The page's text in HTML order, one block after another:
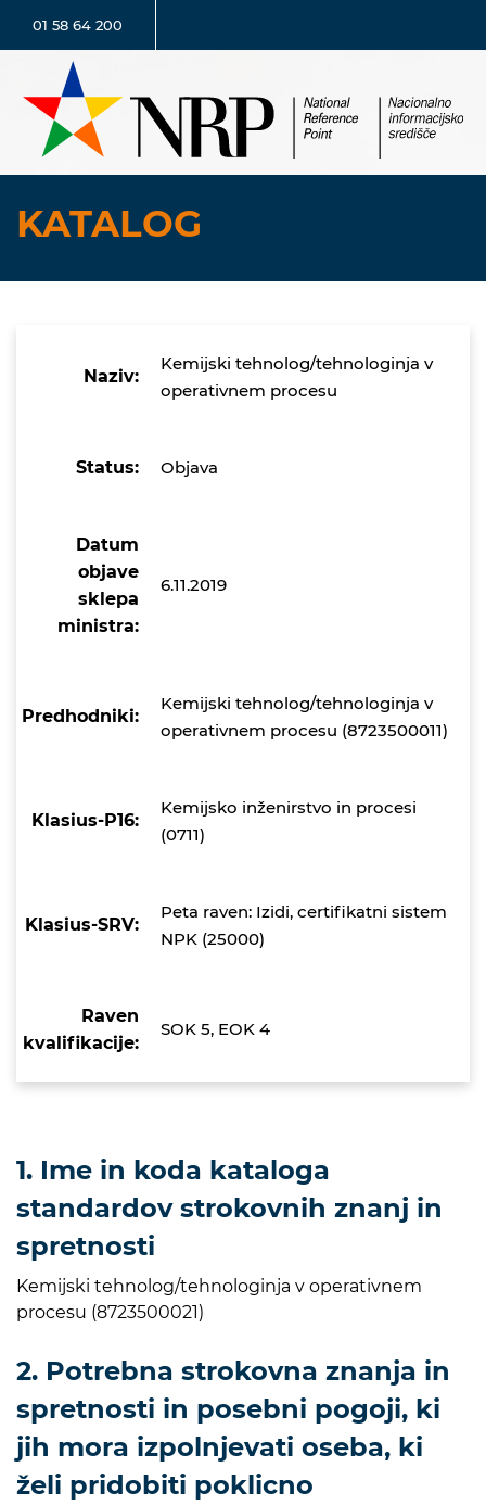
01 58 64 200
KATALOG
Naziv:
Kemijski tehnolog/tehnologinja v
operativnem procesu
Status: Objava
Datum
objave
sklepa
ministra:
6.11.2019
Predhodniki:
Kemijski tehnolog/tehnologinja v
operativnem procesu (8723500011)
Klasius-P16:
Kemijsko inženirstvo in procesi
(0711)
Klasius-SRV:
Peta raven: Izidi, certifikatni sistem
NPK (25000)
Raven
kvalifikacije:
SOK 5, EOK 4
1. Ime in koda kataloga
standardov strokovnih znanj in
spretnosti
Kemijski tehnolog/tehnologinja v operativnem
procesu (8723500021)
2. Potrebna strokovna znanja in
spretnosti in posebni pogoji, ki
jih mora izpolnjevati oseba, ki
želi pridobiti poklicno